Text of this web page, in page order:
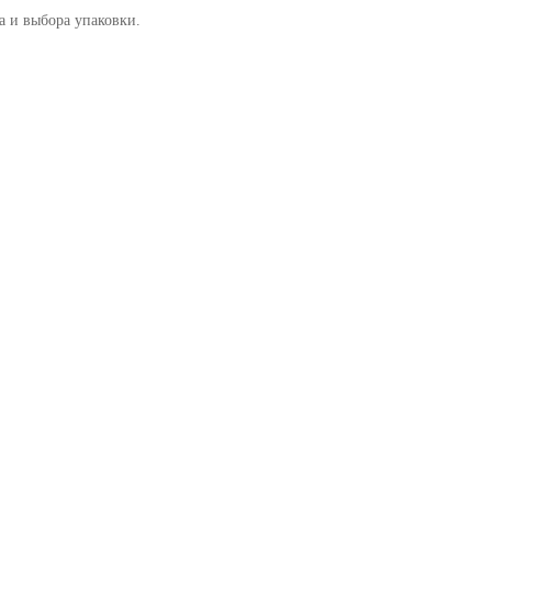
и выбора упаковки.